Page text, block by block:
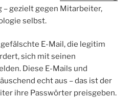
– gezielt gegen Mitarbeiter,
selbst.
E-Mail, die legitim
sich mit seinen
Diese E-Mails und
echt aus – das ist der
ihre Passwörter preisgeben.